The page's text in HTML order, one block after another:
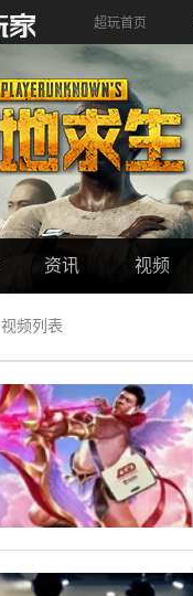
超玩首页
资讯 视频
视频列表